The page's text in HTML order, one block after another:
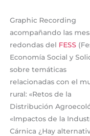
Graphic Recording
acompañando las
redondas del FESS
Economía Social y
sobre temáticas
relacionadas con el
rural: «Retos de la
Distribución
«Impactos de la
Cárnica ¿Hay